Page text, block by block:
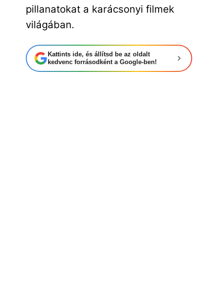
pillanatokat a karácsonyi filmek
világában.
Kattints ide, és állítsd be az oldalt
kedvenc forrásodként a Google-ben!